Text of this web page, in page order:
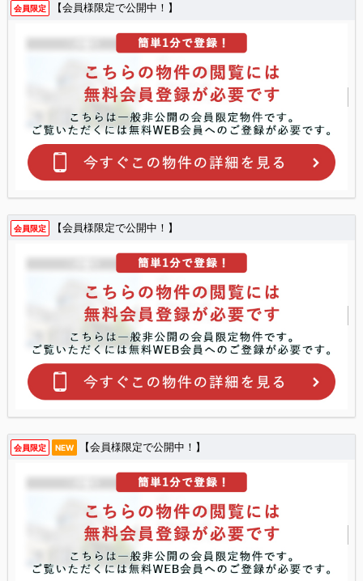
会員限定 【会員様限定で公開中！】
会員限定 【会員様限定で公開中！】
会員限定 NEW 【会員様限定で公開中！】